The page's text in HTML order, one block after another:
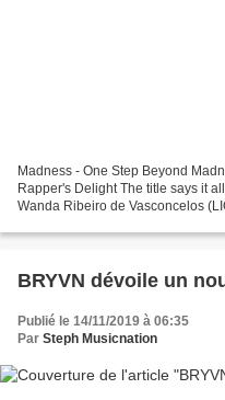
Madness - One Step Beyond
Rapper's Delight The title says it
Wanda Ribeiro de Vasconcelos
BRYVN dévoile un
Publié le 14/11/2019 à 06:35
Par Steph Musicnation